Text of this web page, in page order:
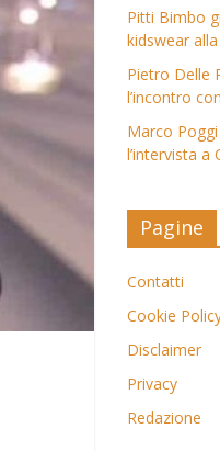
Pitti Bimbo
kidswear
Pietro Delle
l’incontro
Marco
l’intervista a
Pagine
Contatti
Cookie
Disclaimer
Privacy
Redazione